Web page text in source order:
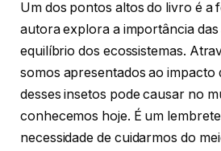
Um dos pontos altos do livro é a
autora explora a importância
equilíbrio dos ecossistemas.
somos apresentados ao impacto
desses insetos pode causar no
conhecemos hoje. É um
necessidade de cuidarmos do